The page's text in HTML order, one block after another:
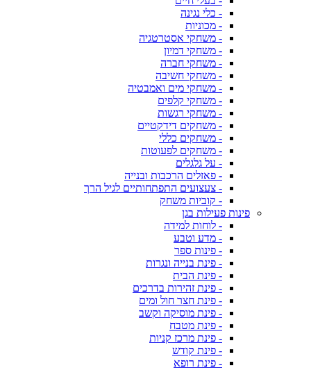
- כלי נגינה
- מכוניות
- משחקי אסטרטגיה
- משחקי דמיון
- משחקי חברה
- משחקי חשיבה
- משחקי מים ואמבטיה
- משחקי קלפים
- משחקי רגשות
- משחקים דידקטיים
- משחקים כללי
- משחקים לפעוטות
- על גלגלים
- פאזלים הרכבות ובנייה
- צעצועים התפתחותיים לגיל הרך
- קוביות משחק
פינות פעילות בגן
- לוחות למידה
- מדע וטבע
- פינות ספר
- פינת בנייה ונגרות
- פינת הבית
- פינת זהירות בדרכים
- פינת חצר חול ומים
- פינת מוסיקה וקשב
- פינת מטבח
- פינת מרכז קניות
- פינת קודש
- פינת רופא